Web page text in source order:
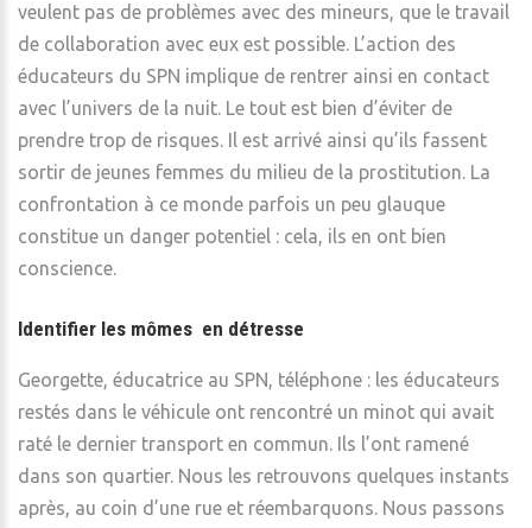
veulent pas de problèmes avec des mineurs, que le travail
de collaboration avec eux est possible. L’action des
éducateurs du SPN implique de rentrer ainsi en contact
avec l’univers de la nuit. Le tout est bien d’éviter de
prendre trop de risques. Il est arrivé ainsi qu’ils fassent
sortir de jeunes femmes du milieu de la prostitution. La
confrontation à ce monde parfois un peu glauque
constitue un danger potentiel : cela, ils en ont bien
conscience.
Identifier les mômes en détresse
Georgette, éducatrice au SPN, téléphone : les éducateurs
restés dans le véhicule ont rencontré un minot qui avait
raté le dernier transport en commun. Ils l’ont ramené
dans son quartier. Nous les retrouvons quelques instants
après, au coin d’une rue et réembarquons. Nous passons